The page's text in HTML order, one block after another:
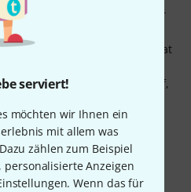
serviert!
möchten wir Ihnen ein
mit allem was
zählen zum Beispiel
personalisierte Anzeigen
Wenn das für
unsauber ausgefräst. Leider
in den engen Radien. Der
schwergängig und hakelt. Grat
Komplett-Pickguard gekauf,
anfühlt und aussieht.
dem Auspacken -